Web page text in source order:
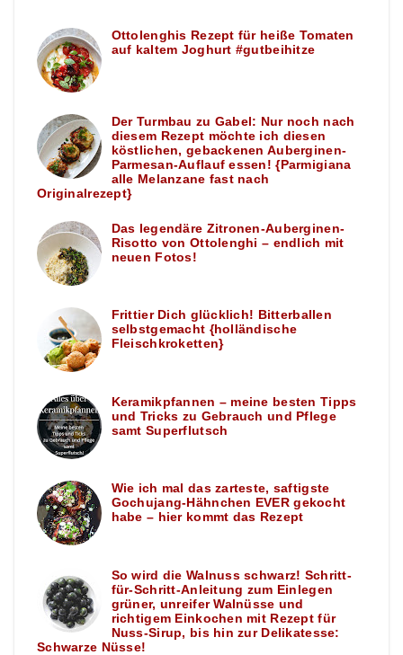
Ottolenghis Rezept für heiße Tomaten
auf kaltem Joghurt #gutbeihitze
Der Turmbau zu Gabel: Nur noch nach
diesem Rezept möchte ich diesen
köstlichen, gebackenen Auberginen-
Parmesan-Auflauf essen! {Parmigiana
alle Melanzane fast nach
Originalrezept}
Das legendäre Zitronen-Auberginen-
Risotto von Ottolenghi – endlich mit
neuen Fotos!
Frittier Dich glücklich! Bitterballen
selbstgemacht {holländische
Fleischkroketten}
Keramikpfannen – meine besten Tipps
und Tricks zu Gebrauch und Pflege
samt Superflutsch
Wie ich mal das zarteste, saftigste
Gochujang-Hähnchen EVER gekocht
habe – hier kommt das Rezept
So wird die Walnuss schwarz! Schritt-
für-Schritt-Anleitung zum Einlegen
grüner, unreifer Walnüsse und
richtigem Einkochen mit Rezept für
Nuss-Sirup, bis hin zur Delikatesse:
Schwarze Nüsse!